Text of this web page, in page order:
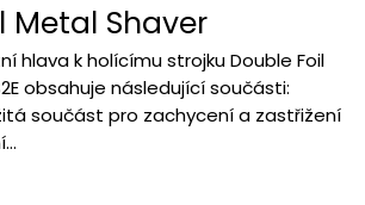
Metal Shaver
hlava k holícímu strojku Double Foil
obsahuje následující součásti:
součást pro zachycení a zastřižení